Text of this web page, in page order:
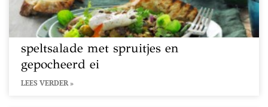
speltsalade met spruitjes en
gepocheerd ei
LEES VERDER »